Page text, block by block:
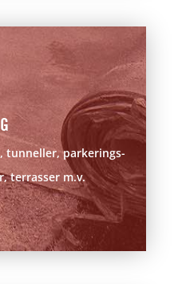
tunneller, parkerings-
terrasser m.v.